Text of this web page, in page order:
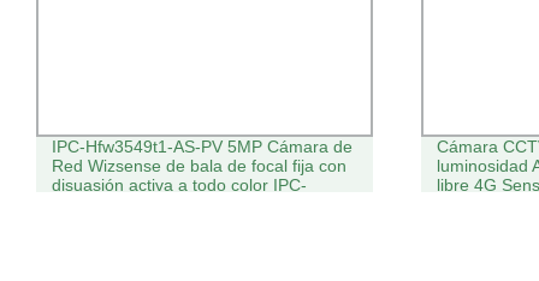
IPC-Hfw3549t1-AS-PV 5MP Cámara de
Red Wizsense de bala de focal fija con
disuasión activa a todo color IPC-
Cámara
luminosidad
libre 4G